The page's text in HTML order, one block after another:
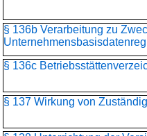
§ 136b Verarbeitung zu
§ 136c
§ 137 Wirkung von